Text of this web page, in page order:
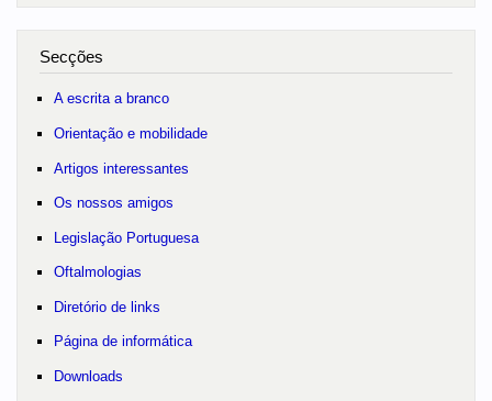
Secções
A escrita a branco
Orientação e mobilidade
Artigos interessantes
Os nossos amigos
Legislação Portuguesa
Oftalmologias
Diretório de links
Página de informática
Downloads